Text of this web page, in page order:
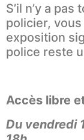
S’il n’y a
policier,
exposition
police reste
Accès libre
Du vendredi